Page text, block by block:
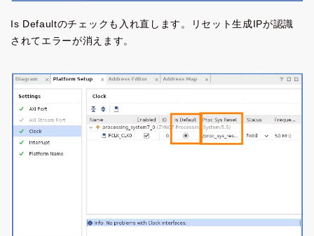
Is Defaultのチェックも入れ直します。リセット生成IPが認識
されてエラーが消えます。